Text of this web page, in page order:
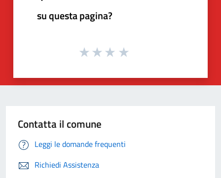
su questa pagina?
Contatta il comune
Leggi le domande frequenti
Richiedi Assistenza